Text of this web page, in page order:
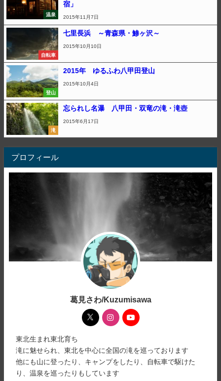
温泉
宿」
2015年11月7日
自転車
七里長浜 ～青森県・鯵ヶ沢～
2015年10月10日
登山
2015年 ゆるふわ八甲田登山
2015年10月4日
滝
忘られし名瀑 八甲田・双竜の滝・滝壺
2015年6月17日
プロフィール
葛見さわ/Kuzumisawa
東北生まれ東北育ち
滝に魅せられ、東北を中心に全国の滝を巡っております
他にも山に登ったり、キャンプをしたり、自転車で駆けた
り、温泉を巡ったりもしています